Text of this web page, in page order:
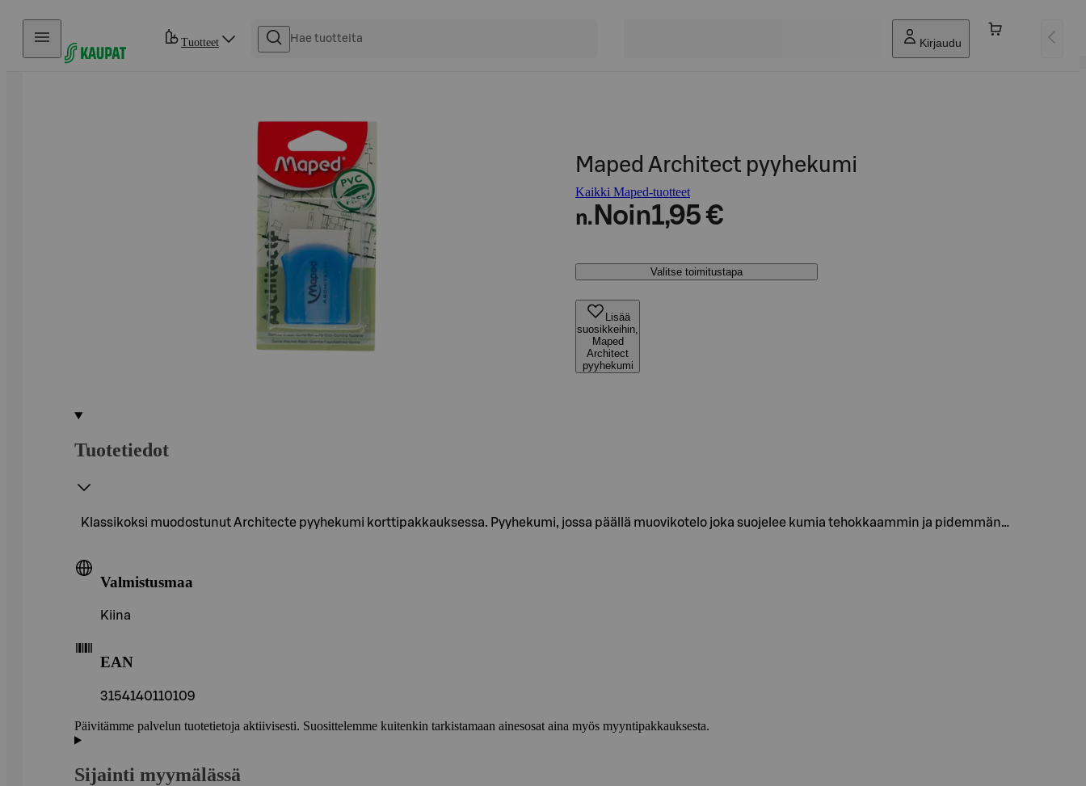
Hyppää sisältöön
Tuotteet Kirjaudu
Maped Architect pyyhekumi
Kaikki Maped-tuotteet
n. Noin1,95 €
Valitse toimitustapa
Lisää
suosikkeihin,
Maped
Architect
pyyhekumi
Tuotetiedot
Klassikoksi muodostunut Architecte pyyhekumi korttipakkauksessa. Pyyhekumi, jossa päällä muovikotelo joka suojelee kumia tehokkaammin ja pidemmän…
Valmistusmaa
Kiina
EAN
3154140110109
Päivitämme palvelun tuotetietoja aktiivisesti. Suosittelemme kuitenkin tarkistamaan ainesosat aina myös myyntipakkauksesta.
Sijainti myymälässä